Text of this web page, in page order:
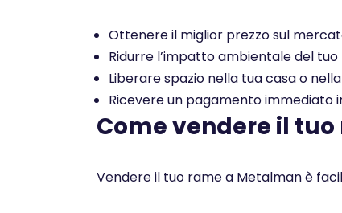
Ottenere il miglior prezzo sul
Ridurre l’impatto ambientale del
Liberare spazio nella tua casa o
Ricevere un pagamento
Come vendere il
Vendere il tuo rame a Metalman è